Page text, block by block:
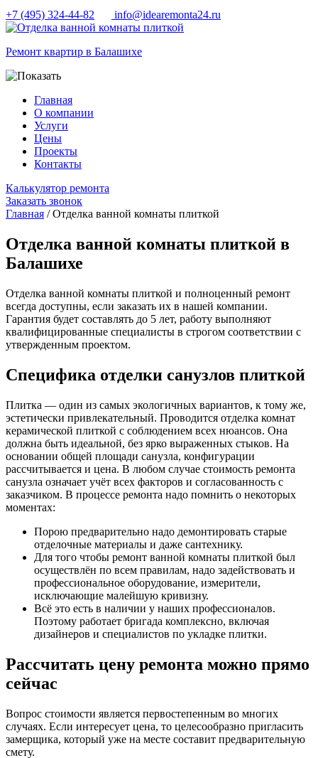
+7 (495) 324-44-82 info@idearemonta24.ru
Ремонт квартир в Балашихе
Главная
О компании
Услуги
Цены
Проекты
Контакты
Калькулятор ремонта
Заказать звонок
Главная / Отделка ванной комнаты плиткой
Отделка ванной комнаты плиткой в
Балашихе
Отделка ванной комнаты плиткой и полноценный ремонт
всегда доступны, если заказать их в нашей компании.
Гарантия будет составлять до 5 лет, работу выполняют
квалифицированные специалисты в строгом соответствии с
утвержденным проектом.
Специфика отделки санузлов плиткой
Плитка — один из самых экологичных вариантов, к тому же,
эстетически привлекательный. Проводится отделка комнат
керамической плиткой с соблюдением всех нюансов. Она
должна быть идеальной, без ярко выраженных стыков. На
основании общей площади санузла, конфигурации
рассчитывается и цена. В любом случае стоимость ремонта
санузла означает учёт всех факторов и согласованность с
заказчиком. В процессе ремонта надо помнить о некоторых
моментах:
Порою предварительно надо демонтировать старые
отделочные материалы и даже сантехнику.
Для того чтобы ремонт ванной комнаты плиткой был
осуществлён по всем правилам, надо задействовать и
профессиональное оборудование, измерители,
исключающие малейшую кривизну.
Всё это есть в наличии у наших профессионалов.
Поэтому работает бригада комплексно, включая
дизайнеров и специалистов по укладке плитки.
Рассчитать цену ремонта можно прямо
сейчас
Вопрос стоимости является первостепенным во многих
случаях. Если интересует цена, то целесообразно пригласить
замерщика, который уже на месте составит предварительную
смету.